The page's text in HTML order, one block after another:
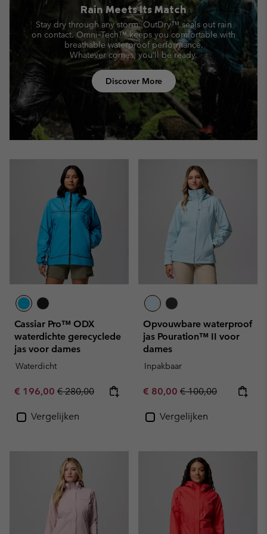
Rain Meets Its Match
Stay dry through any storm. OutDry™ seals out rain
on contact. Omni‑Tech™ keeps you comfortable with
breathable waterproof performance.
Whatever comes, you’ll be ready.
Discover More
Cassiar Pro™ ODX
waterdichte gerecyclede
jas voor dames
Waterdicht
Sale price:
€ 196,00 Regular price:
€ 280,00
Vergelijken
Opvouwbare waterproof
jas Pouration™ II voor
dames
Inpakbaar
Sale price:
€ 80,00 Regular price:
€ 100,00
Vergelijken